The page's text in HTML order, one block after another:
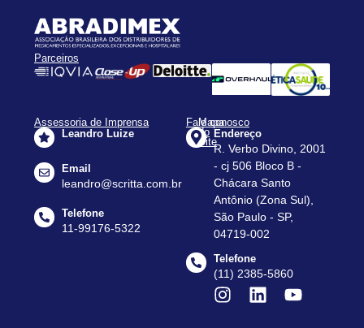
Parceiros
Assessoria de Imprensa
Leandro Luize
Email
leandro@scritta.com.br
Telefone
11-99176-5322
Mapa
do
Site
Apresentação
Assessorias
Agenda
do
Setor
Contato
Fale conosco
Endereço
R. Verbo Divino, 2001
- cj 506 Bloco B -
Chácara Santo
Antônio (Zona Sul),
São Paulo - SP,
04719-002
Telefone
(11) 2385-5860